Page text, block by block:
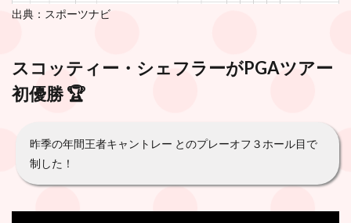
出典：スポーツナビ
スコッティー・シェフラーがPGAツアー
初優勝 🏆
昨季の年間王者キャントレー とのプレーオフ３ホール目で
制した！